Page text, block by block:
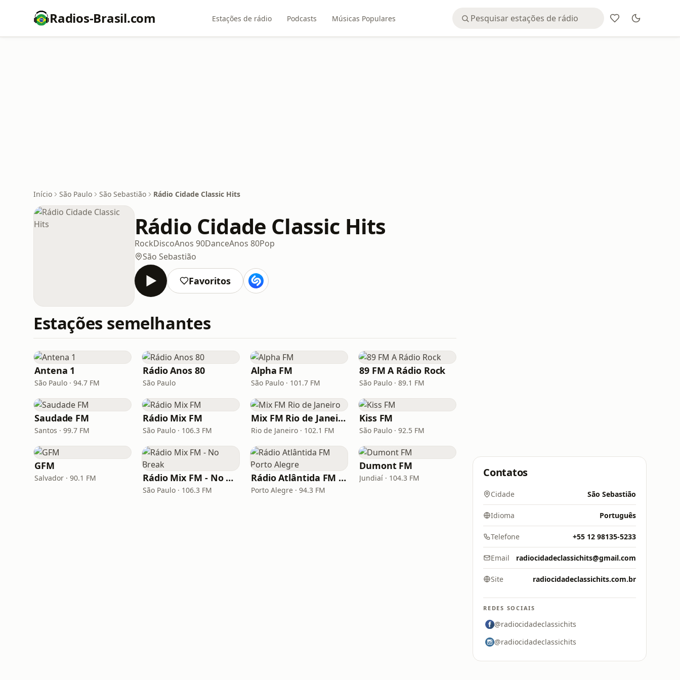
Radios-Brasil.com Estações de rádio Podcasts Músicas Populares
Início São Paulo São Sebastião Rádio Cidade Classic Hits
Rádio Cidade Classic Hits
RockDiscoAnos 90DanceAnos 80Pop
São Sebastião
Favoritos
Estações semelhantes
Antena 1
São Paulo · 94.7 FM
Rádio Anos 80
São Paulo
Alpha FM
São Paulo · 101.7 FM
89 FM A Rádio Rock
São Paulo · 89.1 FM
Saudade FM
Santos · 99.7 FM
Rádio Mix FM
São Paulo · 106.3 FM
Mix FM Rio de Janeiro
Rio de Janeiro · 102.1 FM
Kiss FM
São Paulo · 92.5 FM
GFM
Salvador · 90.1 FM Rádio Mix FM - No Break
São Paulo · 106.3 FM
Rádio Atlântida FM Porto Alegre
Porto Alegre · 94.3 FM
Dumont FM
Jundiaí · 104.3 FM Contatos
Cidade São Sebastião
Idioma Português
Telefone +55 12 98135-5233
Email radiocidadeclassichits@gmail.com
Site radiocidadeclassichits.com.br
REDES SOCIAIS
@radiocidadeclassichits
@radiocidadeclassichits